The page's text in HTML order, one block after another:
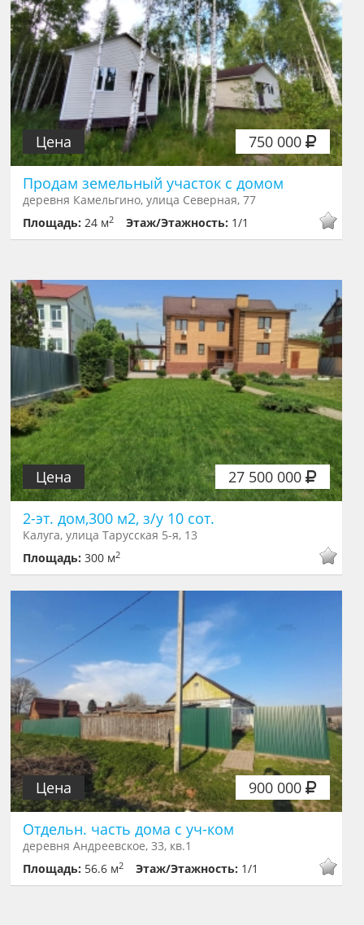
750 000
Цена
Продам земельный участок с домом
деревня Камельгино, улица Северная, 77
Площадь:24 м2 Этаж/Этажность: 1/1
27 500 000
Цена
2-эт. дом,300 м2, з/у 10 сот.
Калуга, улица Тарусская 5-я, 13
Площадь:300 м2
900 000
Цена
Отдельн. часть дома с уч-ком
деревня Андреевское, 33, кв.1
Площадь: 56.6 м2 Этаж/Этажность: 1/1